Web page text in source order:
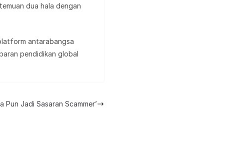
dua hala dengan
antarabangsa
pendidikan global
Pun Jadi Sasaran Scammer’